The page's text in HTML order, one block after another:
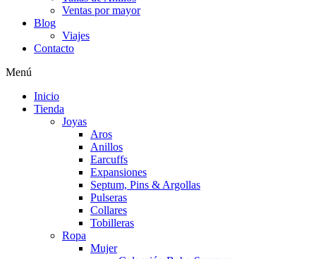
Ventas por mayor
Blog
Viajes
Contacto
Menú
Inicio
Tienda
Joyas
Aros
Anillos
Earcuffs
Expansiones
Septum, Pins & Argollas
Pulseras
Collares
Tobilleras
Ropa
Mujer